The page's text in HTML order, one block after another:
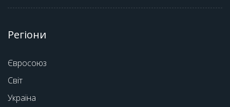
Регіони
Євросоюз
Світ
Україна